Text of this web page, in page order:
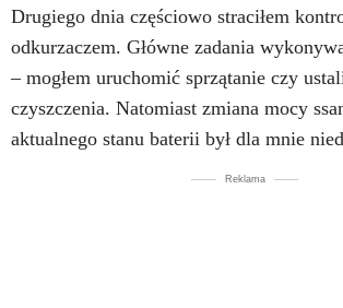
Drugiego dnia częściowo straciłem
odkurzaczem. Główne zadania
– mogłem uruchomić sprzątanie czy
czyszczenia. Natomiast zmiana mocy
aktualnego stanu baterii był dla mnie
Reklama